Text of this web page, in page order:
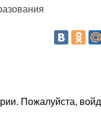
Пожалуйста,